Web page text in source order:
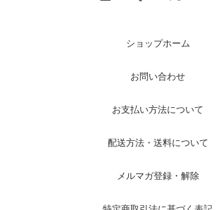
ショップホーム
お問い合わせ
お支払い方法について
配送方法・送料について
メルマガ登録・解除